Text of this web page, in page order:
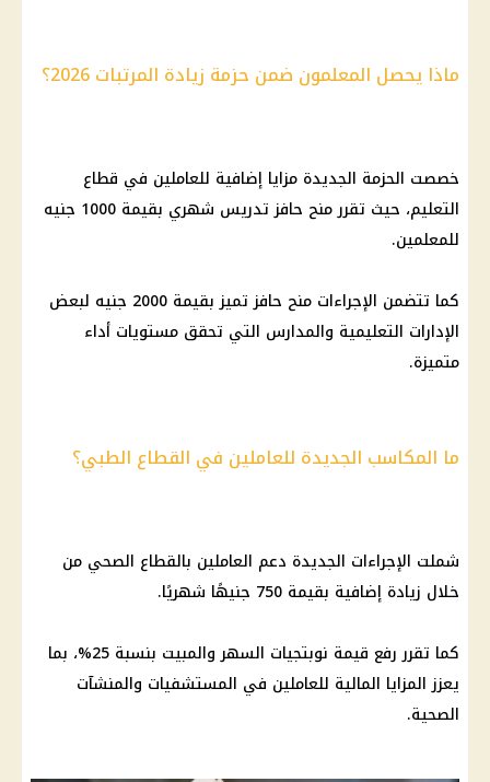
ماذا يحصل المعلمون ضمن حزمة زيادة المرتبات 2026؟
خصصت الحزمة الجديدة مزايا إضافية للعاملين في قطاع
التعليم
، حيث تقرر منح حافز تدريس شهري بقيمة 1000 جنيه
للمعلمين.
كما تتضمن الإجراءات منح حافز تميز بقيمة 2000 جنيه لبعض
الإدارات التعليمية والمدارس التي تحقق مستويات أداء
متميزة.
ما المكاسب الجديدة للعاملين في القطاع الطبي؟
شملت الإجراءات الجديدة دعم العاملين بالقطاع الصحي من
خلال زيادة إضافية بقيمة 750 جنيهًا شهريًا.
كما تقرر رفع قيمة نوبتجيات السهر والمبيت بنسبة 25%، بما
يعزز المزايا المالية للعاملين في المستشفيات والمنشآت
الصحية.